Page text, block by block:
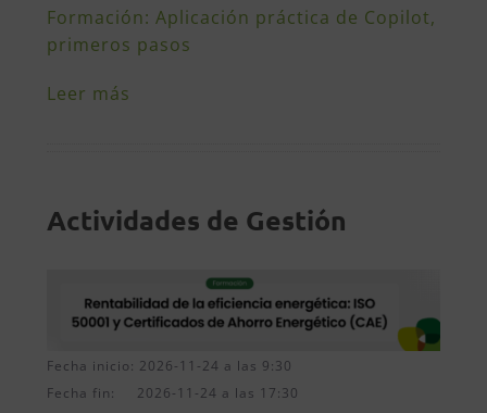
Formación: Aplicación práctica de Copilot,
primeros pasos
Leer más
Actividades de Gestión
Fecha inicio: 2026-11-24 a las 9:30
Fecha fin: 2026-11-24 a las 17:30